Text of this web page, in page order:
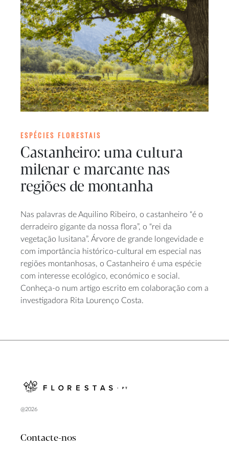
ESPÉCIES FLORESTAIS
Castanheiro: uma cultura
milenar e marcante nas
regiões de montanha
Nas palavras de Aquilino Ribeiro, o castanheiro “é o
derradeiro gigante da nossa flora”, o “rei da
vegetação lusitana”. Árvore de grande longevidade e
com importância histórico-cultural em especial nas
regiões montanhosas, o Castanheiro é uma espécie
com interesse ecológico, económico e social.
Conheça-o num artigo escrito em colaboração com a
investigadora Rita Lourenço Costa.
@2026
Contacte-nos